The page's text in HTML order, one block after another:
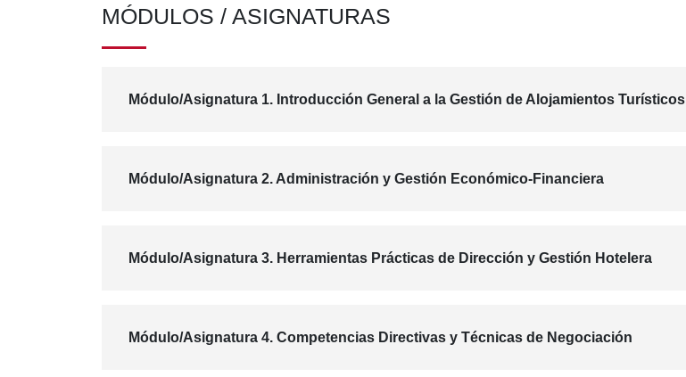
MÓDULOS / ASIGNATURAS
Módulo/Asignatura 1. Introducción General a la Gestión de Alojamientos Turísticos
Módulo/Asignatura 2. Administración y Gestión Económico-Financiera
Módulo/Asignatura 3. Herramientas Prácticas de Dirección y Gestión Hotelera
Módulo/Asignatura 4. Competencias Directivas y Técnicas de Negociación